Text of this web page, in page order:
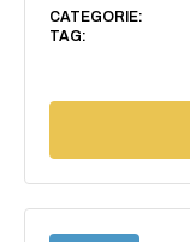
CATEGORIE:
TAG: